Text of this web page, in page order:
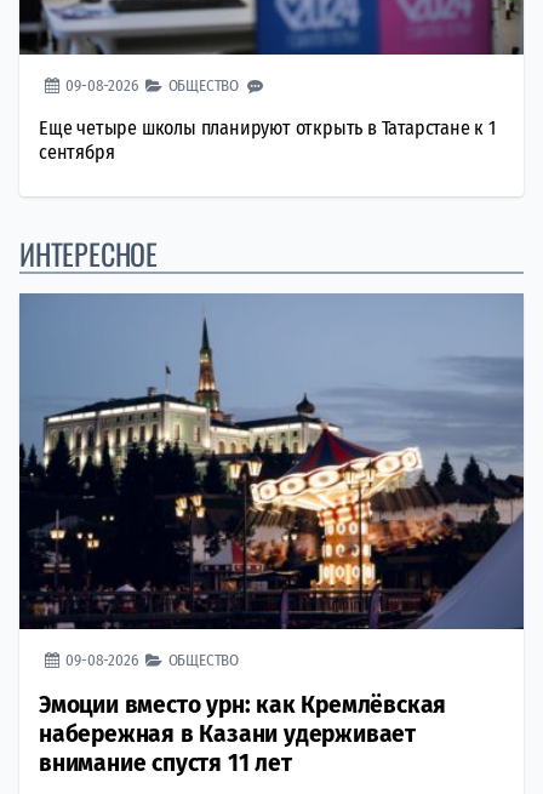
09-08-2026 ОБЩЕСТВО
Еще четыре школы планируют открыть в Татарстане к 1
сентября
ИНТЕРЕСНОЕ
09-08-2026 ОБЩЕСТВО
Эмоции вместо урн: как Кремлёвская
набережная в Казани удерживает
внимание спустя 11 лет